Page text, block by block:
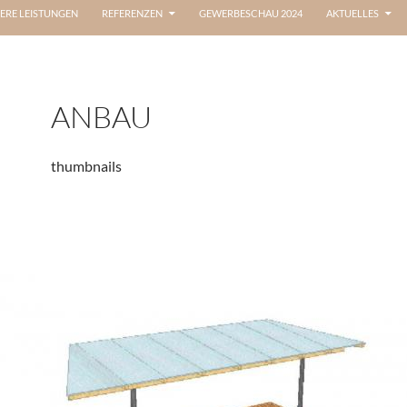
LEISTUNGEN REFERENZEN GEWERBESCHAU 2024 AKTUELLES
ANBAU
thumbnails